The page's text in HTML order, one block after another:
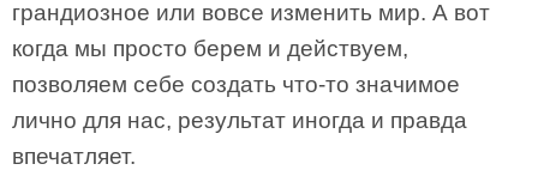
грандиозное или вовсе изменить мир. А вот
когда мы просто берем и действуем,
позволяем себе создать что-то значимое
лично для нас, результат иногда и правда
впечатляет.